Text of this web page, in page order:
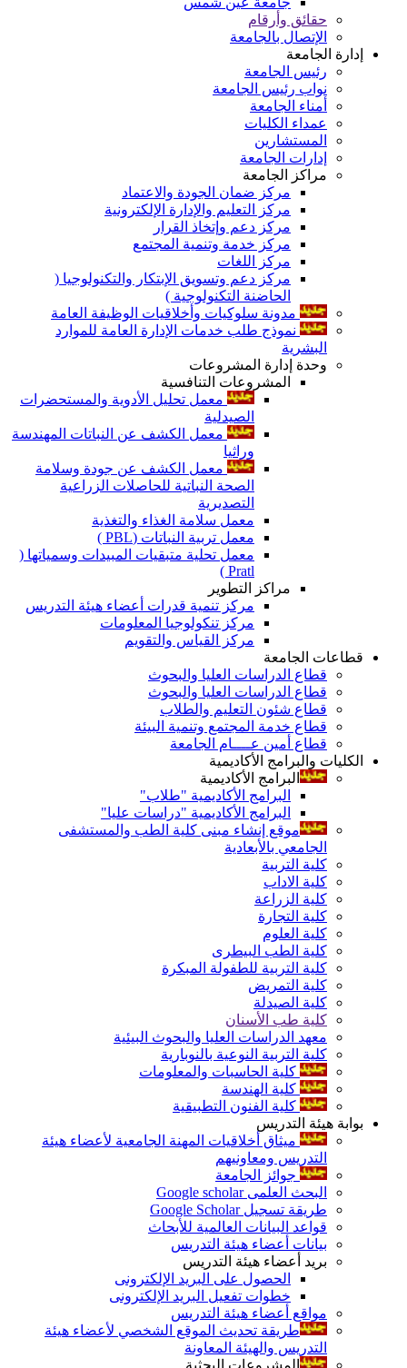
حقائق وأرقام
الإتصال بالجامعة
إدارة الجامعة
رئيس الجامعة
نواب رئيس الجامعة
أمناء الجامعة
عمداء الكليات
المستشارين
إدارات الجامعة
مراكز الجامعة
مركز ضمان الجودة والاعتماد
مركز التعليم والإدارة الإلكترونية
مركز دعم وإتخاذ القرار
مركز خدمة وتنمية المجتمع
مركز اللغات
مركز دعم وتسويق الإبتكار والتكنولوجيا (
الحاضنة التكنولوجية )
مدونة سلوكيات وأخلاقيات الوظيفة العامة
نموذج طلب خدمات الإدارة العامة للموارد
البشرية
وحدة إدارة المشروعات
المشروعات التنافسية
معمل تحليل الأدوية والمستحضرات
الصيدلية
معمل الكشف عن النباتات المهندسة
وراثيا
معمل الكشف عن جودة وسلامة
الصحة النباتية للحاصلات الزراعية
التصديرية
معمل سلامة الغذاء والتغذية
معمل تربية النباتات (PBL )
معمل تحلية متبقيات المبيدات وسمياتها (
Pratl )
مراكز التطوير
مركز تنمية قدرات أعضاء هيئة التدريس
مركز تنكولوجيا المعلومات
مركز القياس والتقويم
قطاعات الجامعة
قطاع الدراسات العليا والبحوث
قطاع الدراسات العليا والبحوث
قطاع شئون التعليم والطلاب
قطاع خدمة المجتمع وتنمية البيئة
قطاع أمين عــــام الجامعة
الكليات والبرامج الأكاديمية
البرامج الأكاديمية
البرامج الأكاديمية "طلاب"
البرامج الأكاديمية "دراسات عليا"
موقع إنشاء مبنى كلية الطب والمستشفى
الجامعي بالأبعادية
كلية التربية
كلية الاداب
كلية الزراعة
كلية التجارة
كلية العلوم
كلية الطب البيطرى
كلية التربية للطفولة المبكرة
كلية التمريض
كلية الصيدلة
كلية طب الأسنان
معهد الدراسات العليا والبحوث البيئية
كلية التربية النوعية بالنوبارية
كلية الحاسبات والمعلومات
كلية الهندسة
كلية الفنون التطبيقية
بوابة هيئة التدريس
ميثاق أخلاقيات المهنة الجامعية لأعضاء هيئة
التدريس ومعاونيهم
جوائز الجامعة
البحث العلمى Google scholar
طريقة تسجيل Google Scholar
قواعد البيانات العالمية للأبحاث
بيانات أعضاء هيئة التدريس
بريد أعضاء هيئة التدريس
الحصول على البريد الإلكترونى
خطوات تفعيل البريد الإلكترونى
مواقع أعضاء هيئة التدريس
طريقة تحديث الموقع الشخصي لأعضاء هيئة
التدريس والهيئة المعاونة
المشروعات البحثية